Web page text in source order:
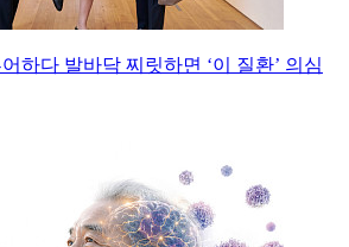
하다 발바닥 찌릿하면 ‘이 질환’ 의심